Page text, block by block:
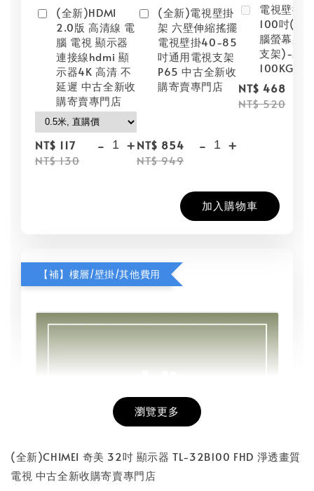
(全新)HDMI
2.0版 高清線 電
腦 電視 顯示器
連接線hdmi 顯
示器4K 高清 不
延遲 中古全新收
購寄賣專門店
NT$ 117
NT$ 130
- +
(全新)電視壁掛
架 六壁伸縮搖擺
電視壁掛40-85
吋通用電視支架
P65 中古全新收
購寄賣專門店
NT$ 854
NT$ 949
- +
電視壁掛
100吋(壁
腦螢幕架/
支架)-承
100KG【
NT$ 468
NT$ 520
加入購物車
【補】樓層/壁掛/其他費用
瀏覽更多
(全新)CHIMEI 奇美 32吋 顯示器 TL-32B100 FHD 淨透畫質
電視 中古全新收購寄賣專門店